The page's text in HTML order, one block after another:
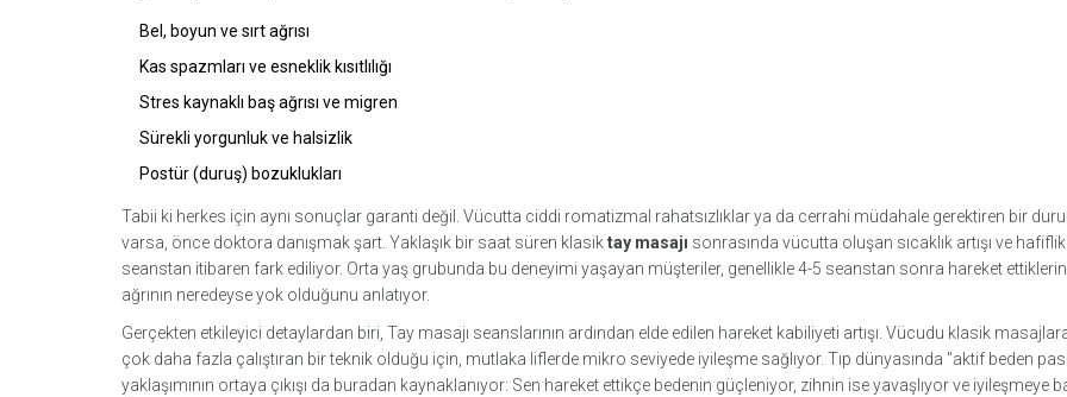
Bel, boyun ve sırt ağrısı
Kas spazmları ve esneklik kısıtlılığı
Stres kaynaklı baş ağrısı ve migren
Sürekli yorgunluk ve halsizlik
Postür (duruş) bozuklukları
Tabii ki herkes için aynı sonuçlar garanti değil. Vücutta ciddi romatizmal rahatsızlıklar ya da cerrahi müdahale gerektiren bir
varsa, önce doktora danışmak şart. Yaklaşık bir saat süren klasiktay masajı sonrasında vücutta oluşan sıcaklık artışı ve
seanstan itibaren fark ediliyor. Orta yaş grubunda bu deneyimi yaşayan müşteriler, genellikle 4-5 seanstan sonra hareket
ağrının neredeyse yok olduğunu anlatıyor.
Gerçekten etkileyici detaylardan biri, Tay masajı seanslarının ardından elde edilen hareket kabiliyeti artışı. Vücudu klasik
çok daha fazla çalıştıran bir teknik olduğu için, mutlaka liflerde mikro seviyede iyileşme sağlıyor. Tıp dünyasında "aktif beden
yaklaşımının ortaya çıkışı da buradan kaynaklanıyor: Sen hareket ettikçe bedenin güçleniyor, zihnin ise yavaşlıyor ve iyileşmeye